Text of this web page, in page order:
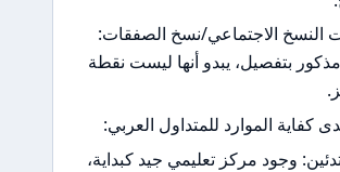
نسخ الصفقات:
أنها ليست نقطة
للمتداول العربي:
تعليمي جيد كبداية،